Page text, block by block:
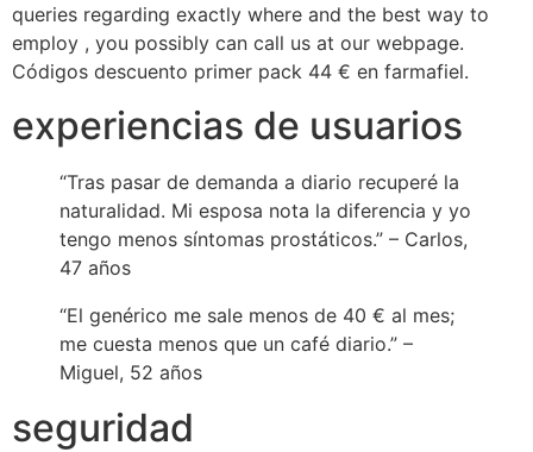
queries regarding exactly where and the best way to
employ , you possibly can call us at our webpage.
Códigos descuento primer pack 44 € en farmafiel.
experiencias de usuarios
“Tras pasar de demanda a diario recuperé la
naturalidad. Mi esposa nota la diferencia y yo
tengo menos síntomas prostáticos.” – Carlos,
47 años
“El genérico me sale menos de 40 € al mes;
me cuesta menos que un café diario.” –
Miguel, 52 años
seguridad